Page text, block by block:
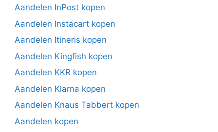
Aandelen InPost kopen
Aandelen Instacart kopen
Aandelen Itineris kopen
Aandelen Kingfish kopen
Aandelen KKR kopen
Aandelen Klarna kopen
Aandelen Knaus Tabbert kopen
Aandelen kopen